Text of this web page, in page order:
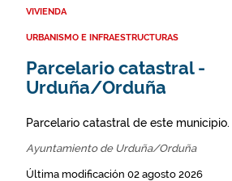
VIVIENDA
URBANISMO E INFRAESTRUCTURAS
Parcelario catastral -
Urduña/Orduña
Parcelario catastral de este municipio.
Ayuntamiento de Urduña/Orduña
Última modificación 02 agosto 2026